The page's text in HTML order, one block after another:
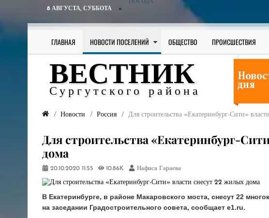
8 АВГУСТА, СУББОТА
ПОГОДА
ГЛАВНАЯ НОВОСТИ ПОСЕЛЕНИЙ ОБЩЕСТВО ПРОИСШЕСТВИЯ
ВЕСТНИК
Сургутского района
Новости Россия Для строительства «Екатеринбург-Сити»
Для строительства «Екатеринбург-
дома
20.10.2020 11:55 10.86K Нафиса Гараева
В Екатеринбурге, в районе Макаровского моста, снесут 22
на заседании Градостроительного совета, сообщает e1.ru.